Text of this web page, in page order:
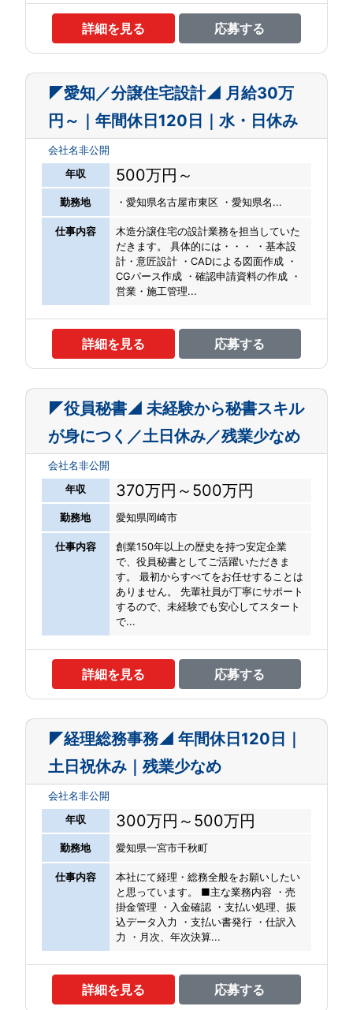
詳細を見る 応募する
◤愛知／分譲住宅設計◢ 月給30万
円～｜年間休日120日｜水・日休み
会社名非公開
年収
500万円～
勤務地 ・愛知県名古屋市東区 ・愛知県名...
仕事内容
木造分譲住宅の設計業務を担当していた
だきます。 具体的には・・・ ・基本設
計・意匠設計 ・CADによる図面作成 ・
CGパース作成 ・確認申請資料の作成 ・
営業・施工管理...
詳細を見る 応募する
◤役員秘書◢ 未経験から秘書スキル
が身につく／土日休み／残業少なめ
会社名非公開
年収
370万円～500万円
勤務地 愛知県岡崎市
仕事内容
創業150年以上の歴史を持つ安定企業
で、役員秘書としてご活躍いただきま
す。 最初からすべてをお任せすることは
ありません。 先輩社員が丁寧にサポート
するので、未経験でも安心してスタート
で...
詳細を見る 応募する
◤経理総務事務◢ 年間休日120日｜
土日祝休み｜残業少なめ
会社名非公開
年収
300万円～500万円
勤務地 愛知県一宮市千秋町
仕事内容
本社にて経理・総務全般をお願いしたい
と思っています。 ■主な業務内容 ・売
掛金管理 ・入金確認 ・支払い処理、振
込データ入力 ・支払い書発行 ・仕訳入
力 ・月次、年次決算...
詳細を見る 応募する